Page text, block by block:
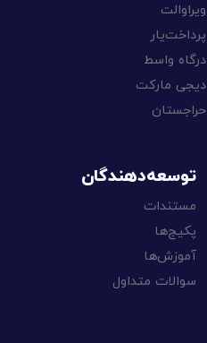
ویراوالت
پرداخت‌یار
درگاه واسط
دیجی مارکت
حراجستان
توسعه‌دهندگان
مستندات
پکیج‌ها
آموزش‌ها
سوالات متداول